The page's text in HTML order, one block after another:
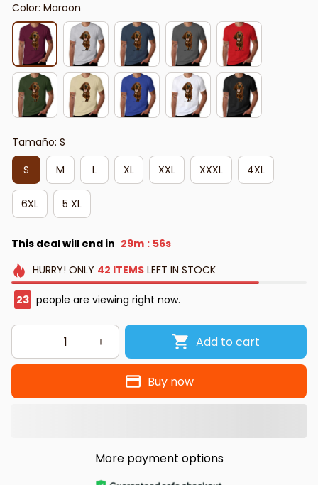
Color: Maroon
Tamaño: S
S
M L XL XXL XXXL 4XL
6XL 5 XL
This deal will end in 29m : 55s
HURRY! ONLY 42 ITEMSLEFT IN STOCK
23 people are viewing right now.
Add to cart
Buy now
More payment options